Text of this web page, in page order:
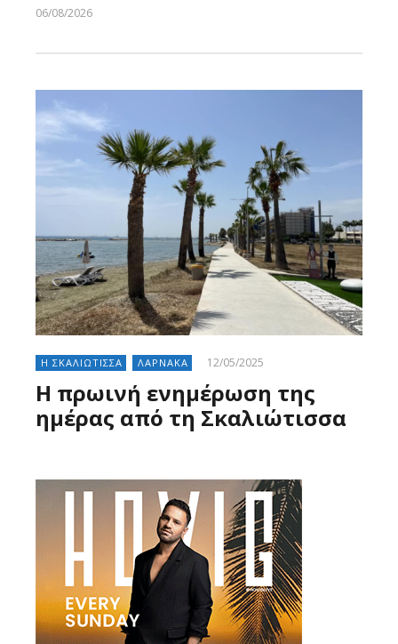
06/08/2026
Η ΣΚΑΛΙΩΤΙΣΣΑ ΛΑΡΝΑΚΑ 12/05/2025
Η πρωινή ενημέρωση της
ημέρας από τη Σκαλιώτισσα